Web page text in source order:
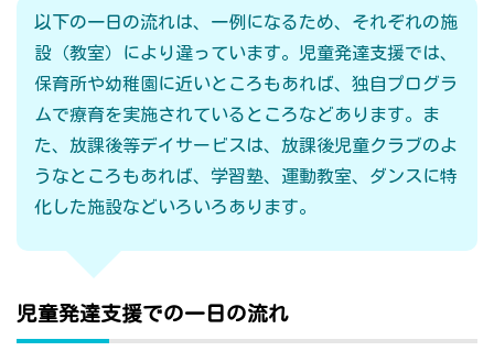
以下の一日の流れは、一例になるため、それぞれの施
設（教室）により違っています。児童発達支援では、
保育所や幼稚園に近いところもあれば、独自プログラ
ムで療育を実施されているところなどあります。ま
た、放課後等デイサービスは、放課後児童クラブのよ
うなところもあれば、学習塾、運動教室、ダンスに特
化した施設などいろいろあります。
児童発達支援での一日の流れ